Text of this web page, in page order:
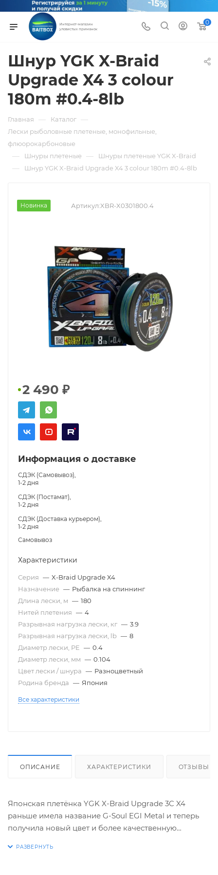
Интернет-магазин
уловистых приманок
0
Шнур YGK X-Braid
Upgrade X4 3 colour
180m #0.4-8lb
Главная — Каталог —
Лески рыболовные плетеные, монофильные,
флюорокарбоновые
— Шнуры плетеные — Шнуры плетеные YGK X-Braid
— Шнур YGK X-Braid Upgrade X4 3 colour 180m #0.4-8lb
Новинка Артикул:XBR-X0301800.4
2 490 ₽
Информация о доставке
СДЭК (Самовывоз),
1-2 дня
СДЭК (Постамат),
1-2 дня
СДЭК (Доставка курьером),
1-2 дня
Самовывоз
Характеристики
Серия — X-Braid Upgrade X4
Назначение — Рыбалка на спиннинг
Длина лески, м — 180
Нитей плетения — 4
Разрывная нагрузка лески, кг — 3.9
Разрывная нагрузка лески, lb — 8
Диаметр лески, PE — 0.4
Диаметр лески, мм — 0.104
Цвет лески / шнура — Разноцветный
Родина бренда — Япония
Все характеристики
ОПИСАНИЕ ХАРАКТЕРИСТИКИ ОТЗЫВЫ
Японская плетёнка YGK X-Braid Upgrade 3C X4
раньше имела название G-Soul EGI Metal и теперь
получила новый цвет и более качественную